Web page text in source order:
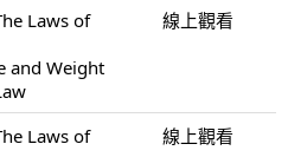
Laws of
and Weight
線上觀看
Laws of
線上觀看